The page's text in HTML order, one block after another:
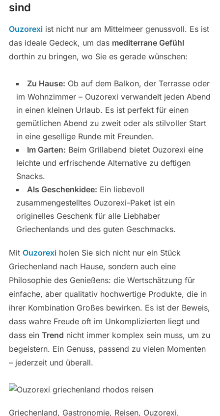
sind
Ouzorexiist nicht nur am Mittelmeer genussvoll. Es ist
das ideale Gedeck, um das mediterrane Gefühl
dorthin zu bringen, wo Sie es gerade wünschen:
Zu Hause: Ob auf dem Balkon, der Terrasse oder
im Wohnzimmer – Ouzorexi verwandelt jeden Abend
in einen kleinen Urlaub. Es ist perfekt für einen
gemütlichen Abend zu zweit oder als stilvoller Start
in eine gesellige Runde mit Freunden.
Im Garten: Beim Grillabend bietet Ouzorexi eine
leichte und erfrischende Alternative zu deftigen
Snacks.
Als Geschenkidee: Ein liebevoll
zusammengestelltes Ouzorexi-Paket ist ein
originelles Geschenk für alle Liebhaber
Griechenlands und des guten Geschmacks.
Mit Ouzorexiholen Sie sich nicht nur ein Stück
Griechenland nach Hause, sondern auch eine
Philosophie des Genießens: die Wertschätzung für
einfache, aber qualitativ hochwertige Produkte, die in
ihrer Kombination Großes bewirken. Es ist der Beweis,
dass wahre Freude oft im Unkomplizierten liegt und
dass ein Trend nicht immer komplex sein muss, um zu
begeistern. Ein Genuss, passend zu vielen Momenten
– jederzeit und überall.
Griechenland, Gastronomie, Reisen, Ouzorexi,